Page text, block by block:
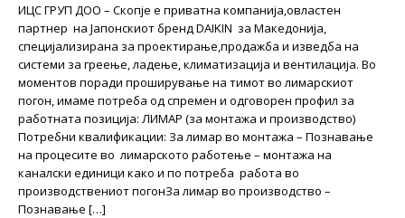
ИЦС ГРУП ДОО – Скопје e приватна компанија,овластен
партнер на Јапонскиот бренд DAIKIN за Македонија,
специјализирана за проектирање,продажба и изведба на
системи за греење, ладење, климатизација и вентилација. Во
моментов поради проширување на тимот во лимарскиот
погон, имаме потреба од спремен и одговорен профил за
работната позиција: ЛИМАР (за монтажа и производство)
Потребни квалификации: За лимар во монтажа – Познавање
на процесите во лимарското работење – монтажа на
каналски единици како и по потреба работа во
производствениот погонЗа лимар во производство –
Познавање […]